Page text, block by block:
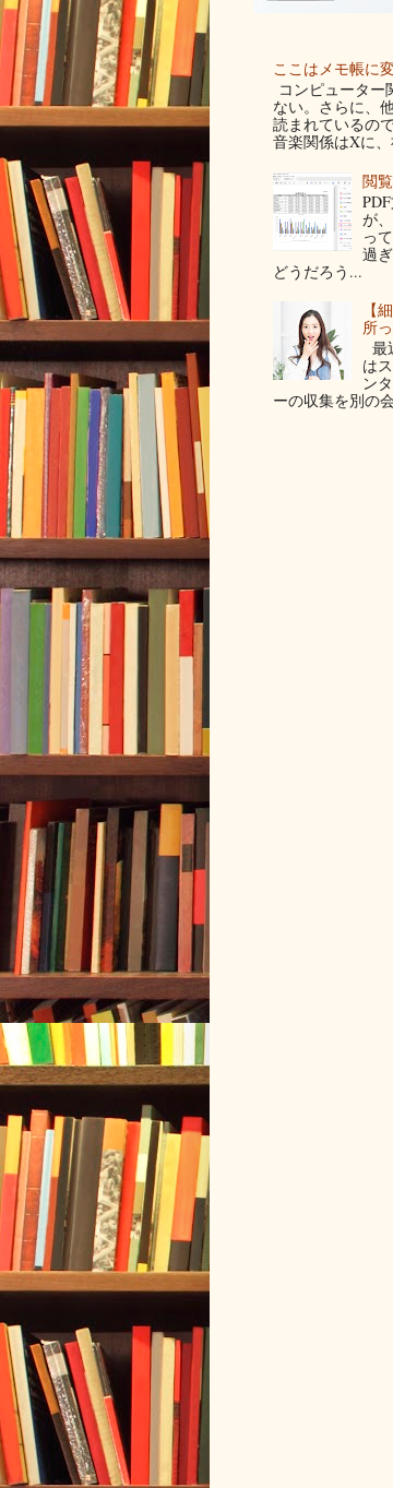
ここはメモ帳に
コンピューター
ない。さらに、
読まれているの
音楽関係はXに
閲
が
っ
過
どうだろう...
【
所
最
は
ン
ーの収集を別の